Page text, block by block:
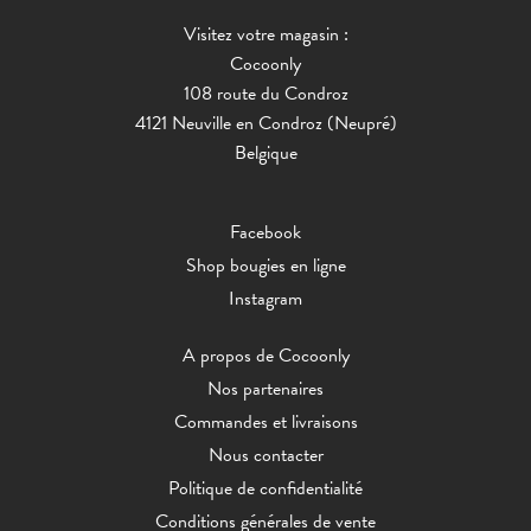
Visitez votre magasin :
Cocoonly
108 route du Condroz
4121 Neuville en Condroz (Neupré)
Belgique
Facebook
Shop bougies en ligne
Instagram
A propos de Cocoonly
Nos partenaires
Commandes et livraisons
Nous contacter
Politique de confidentialité
Conditions générales de vente